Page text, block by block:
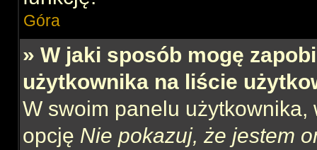
Góra
» W jaki sposób mogę
użytkownika na liście
W swoim panelu użytkownika,
opcję Nie pokazuj, że jestem